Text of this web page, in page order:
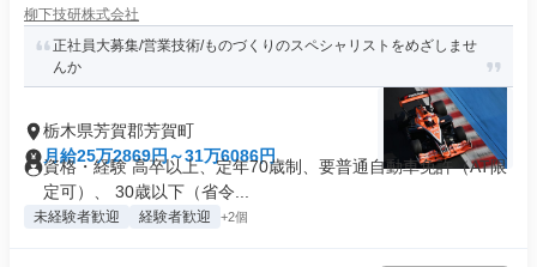
柳下技研株式会社
正社員大募集/営業技術/ものづくりのスペシャリストをめざしませ
んか
栃木県芳賀郡芳賀町
月給25万2869円～31万6086円
資格・経験 高卒以上、定年70歳制、要普通自動車免許（AT限
定可）、 30歳以下（省令...
未経験者歓迎 経験者歓迎 +2個